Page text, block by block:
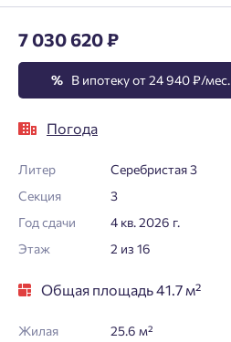
7 030 620 ₽
% В ипотеку от 24 940 ₽/мес.
Погода
Литер
Серебристая 3
Секция
3
Год сдачи
4 кв. 2026 г.
Этаж
2 из 16
Общая площадь 41.7 м²
Жилая
25.6 м²